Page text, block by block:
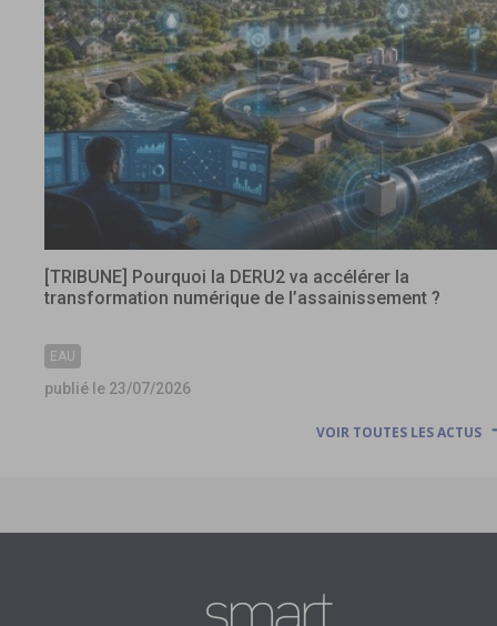
[TRIBUNE] Pourquoi la DERU2 va accélérer la
transformation numérique de l’assainissement ?
EAU
publié le 23/07/2026
VOIR TOUTES LES ACTUS